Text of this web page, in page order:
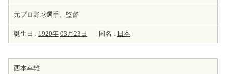
元プロ野球選手、監督
誕生日 : 1920年 03月23日 国名 : 日本
西本幸雄